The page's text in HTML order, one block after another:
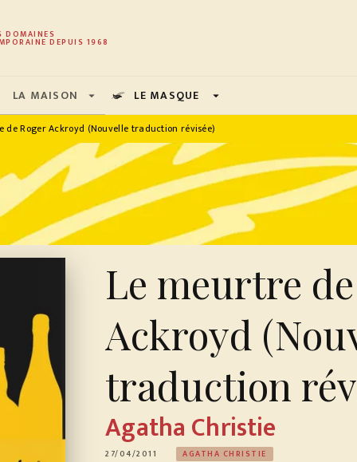
PIED DE PAGE
DOMAINES
DEPUIS 1968
LA MAISON arrow_drop_down LE MASQUE arrow_drop_down
de Roger Ackroyd (Nouvelle traduction révisée)
Le meurtre
Ackroyd
traduction
Agatha Christie
27/04/2011 AGATHA CHRISTIE